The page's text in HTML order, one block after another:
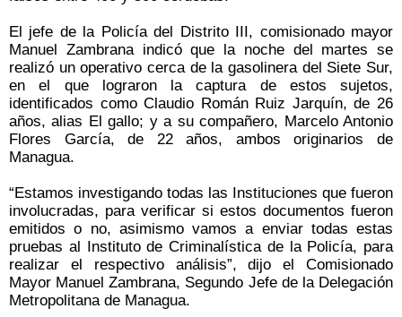
El jefe de la Policía del Distrito III, comisionado mayor
Manuel Zambrana indicó que la noche del martes se
realizó un operativo cerca de la gasolinera del Siete Sur,
en el que lograron la captura de estos sujetos,
identificados como Claudio Román Ruiz Jarquín, de 26
años, alias El gallo; y a su compañero, Marcelo Antonio
Flores García, de 22 años, ambos originarios de
Managua.
“Estamos investigando todas las Instituciones que fueron
involucradas, para verificar si estos documentos fueron
emitidos o no, asimismo vamos a enviar todas estas
pruebas al Instituto de Criminalística de la Policía, para
realizar el respectivo análisis”, dijo el Comisionado
Mayor Manuel Zambrana, Segundo Jefe de la Delegación
Metropolitana de Managua.